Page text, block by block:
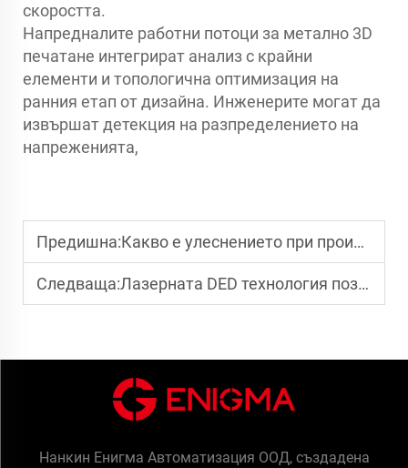
скоростта.
Напредналите работни потоци за метално 3D
печатане интегрират анализ с крайни
елементи и топологична оптимизация на
ранния етап от дизайна. Инженерите могат да
извършат детекция на разпределението на
напреженията,
Предишна:Какво е улеснението при производството на големи метални части чрез адитивно производство?
Следваща:Лазерната DED технология позволява ремонт и възстановяване на високостойностни метални части
Нанкин Енигма Автоматизация ООД, създадена